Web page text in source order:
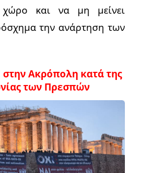
χώρο και να μη μείνει
την ανάρτηση των
Ακρόπολη κατά της
των Πρεσπών